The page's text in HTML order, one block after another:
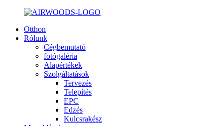
Otthon
Rólunk
Cégbemutató
fotógaléria
Alapértékek
Szolgáltatások
Tervezés
Telepítés
EPC
Edzés
Kulcsrakész